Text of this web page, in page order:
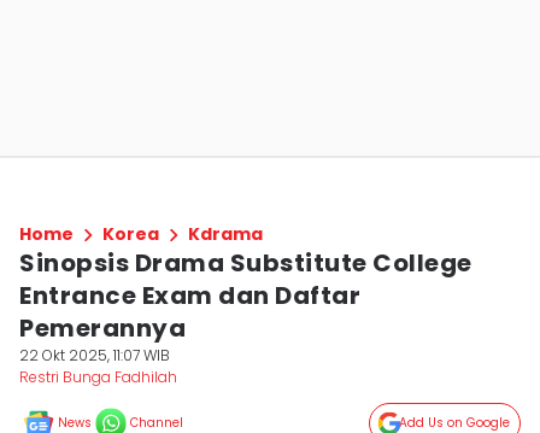
Home Korea Kdrama
Sinopsis Drama Substitute College
Entrance Exam dan Daftar
Pemerannya
22 Okt 2025, 11:07 WIB
Restri Bunga Fadhilah
News Channel Add Us on Google